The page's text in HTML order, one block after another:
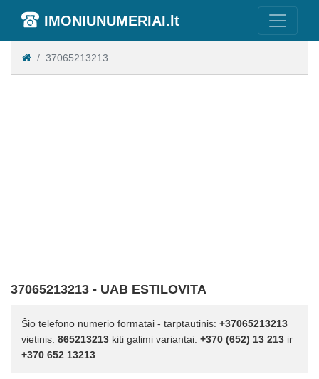
IMONIUNUMERIAI.lt
37065213213
37065213213 - UAB ESTILOVITA
Šio telefono numerio formatai - tarptautinis: +37065213213
vietinis: 865213213 kiti galimi variantai: +370 (652) 13 213 ir
+370 652 13213